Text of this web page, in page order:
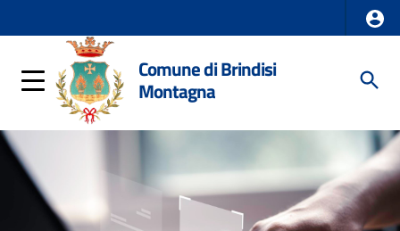
Comune di Brindisi
Montagna